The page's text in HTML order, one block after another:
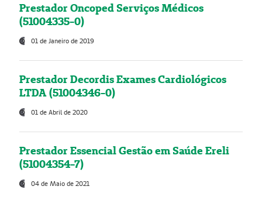
Prestador Oncoped Serviços Médicos
(51004335-0)
01 de Janeiro de 2019
Prestador Decordis Exames Cardiológicos
LTDA (51004346-0)
01 de Abril de 2020
Prestador Essencial Gestão em Saúde Ereli
(51004354-7)
04 de Maio de 2021